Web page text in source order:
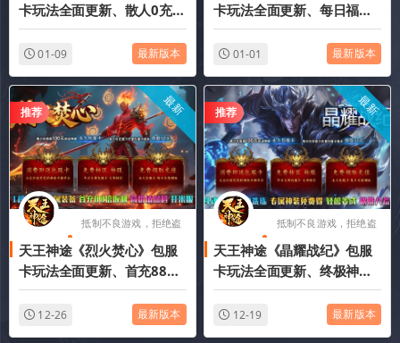
卡玩法全面更新、散人0充激
情攻城、全屏秒杀、终极神
器、不卡材料（苍穹灵塔特
色玩法邀你来战）
01-09 最新版本
卡玩法全面更新、每日福利
送不停、10倍返利、材料全
靠爆、散人追梦（五行无限
复活特色玩法邀你来战）
01-01 最新版本
推荐 最新
抵制不良游戏，拒绝盗
版游戏
天王神途《烈火焚心》包服
卡玩法全面更新、首充88倍
返利、无限攻速、散人爆一
切、上线即送充值（终极仙
器特色玩法邀你来战）
12-26 最新版本
推荐 最新
抵制不良游戏，拒绝盗
版游戏
天王神途《晶耀战纪》包服
卡玩法全面更新、终极神
器、打怪换充值点、散人好
混、时间为王（星晶装备、
星魂洗练等特色玩法邀你来
12-19 最新版本